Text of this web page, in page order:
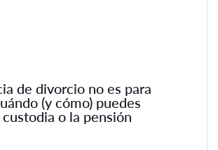
de divorcio no es para
(y cómo) puedes
o la pensión